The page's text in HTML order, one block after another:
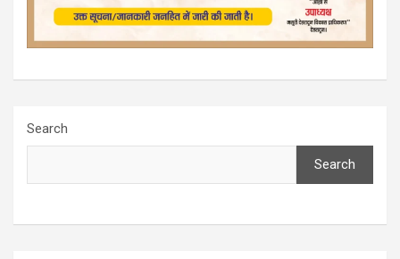
Search
Search